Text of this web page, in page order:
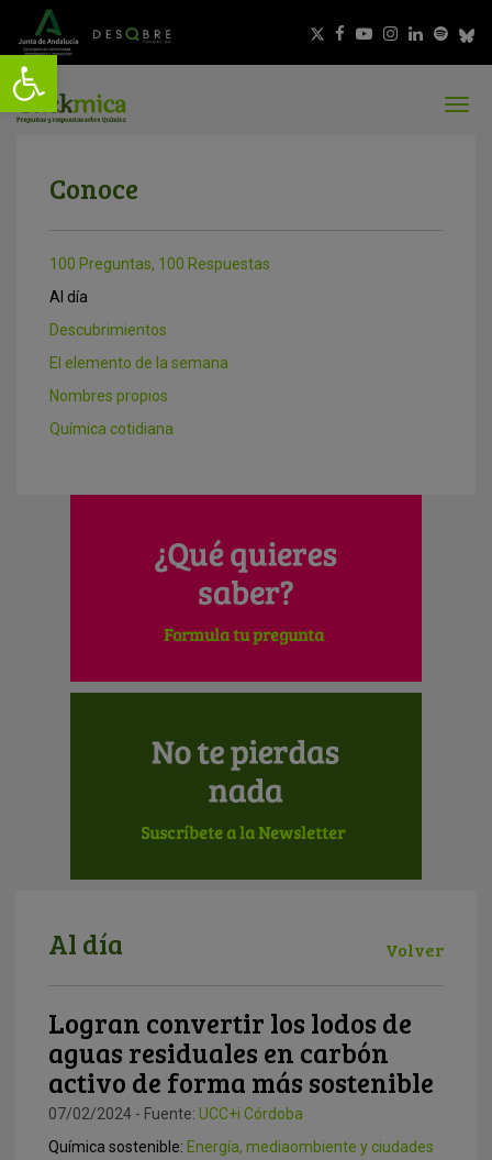
Conoce
100 Preguntas, 100 Respuestas
Al día
Descubrimientos
El elemento de la semana
Nombres propios
Química cotidiana
Al día Volver
Logran convertir los lodos de
aguas residuales en carbón
activo de forma más sostenible
07/02/2024 - Fuente: UCC+i Córdoba
Química sostenible: Energía, mediaombiente y ciudades